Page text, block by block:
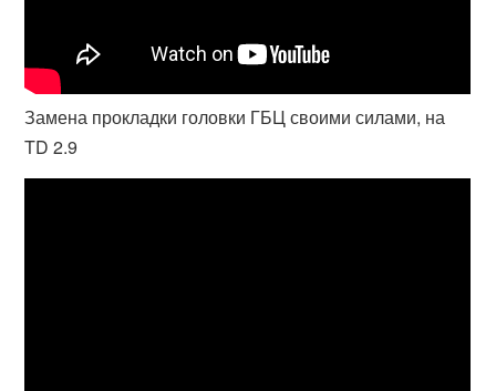
Замена прокладки головки ГБЦ своими силами, на
TD 2.9